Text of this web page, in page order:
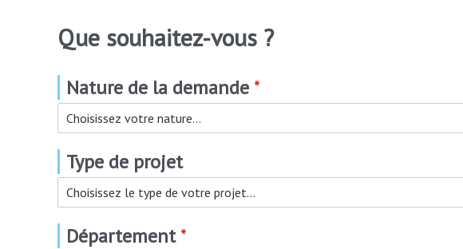
Que souhaitez-vous ?
Nature de la demande *
Type de projet
Département*